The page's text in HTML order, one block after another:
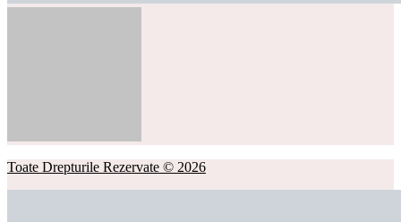
Toate Drepturile Rezervate © 2026